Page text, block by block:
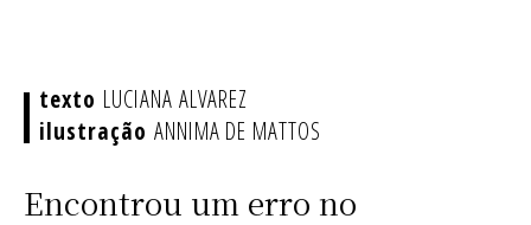
LUCIANA ALVAREZ
ANNIMA DE MATTOS
Encontrou um erro no